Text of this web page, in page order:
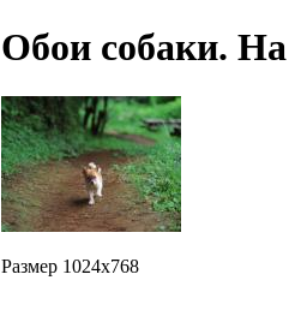
Обои собаки.
Размер 1024x768